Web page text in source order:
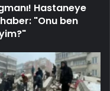
Hastaneye
"Onu ben